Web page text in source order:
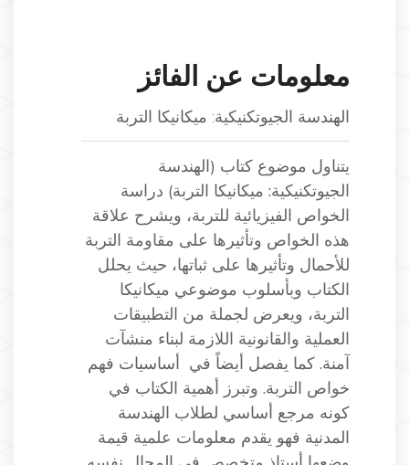
معلومات عن الفائز
الهندسة الجيوتكنيكية: ميكانيكا التربة
يتناول موضوع كتاب (الهندسة
الجيوتكنيكية: ميكانيكا التربة) دراسة
الخواص الفيزيائية للتربة، ويشرح علاقة
هذه الخواص وتأثيرها على مقاومة التربة
للأحمال وتأثيرها على ثباتها، حيث يحلل
الكتاب وبأسلوب موضوعي ميكانيكا
التربة، ويعرض لجملة من التطبيقات
العملية والقانونية اللازمة لبناء منشآت
آمنة. كما يفصل أيضاً في أساسيات فهم
خواص التربة. وتبرز أهمية الكتاب في
كونه مرجع أساسي لطلاب الهندسة
المدنية فهو يقدم معلومات علمية قيمة